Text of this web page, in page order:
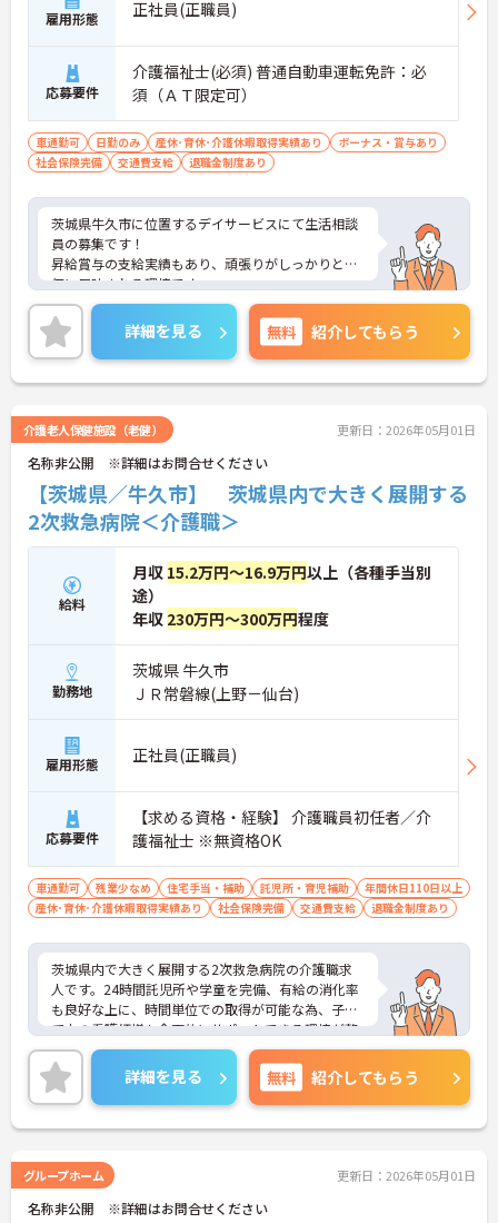
雇用形態 正社員(正職員)
応募要件
介護福祉士(必須) 普通自動車運転免許：必
須（ＡＴ限定可）
車通勤可 日勤のみ 産休･育休･介護休暇取得実績あり
ボーナス・賞与あり
社会保険完備
交通費支給 退職金制度あり
茨城県牛久市に位置するデイサービスにて生活相談
員の募集です！
昇給賞与の支給実績もあり、頑張りがしっかりと評
価に反映される環境です。
ご興味ある方には、面接対策ポイントなど、さらに
詳細をお話しいたしますのでお気軽にご相談くださ
い！
詳細を見る 無料 紹介してもらう
介護老人保健施設（老健） 更新日：2026年05月01日
名称非公開 ※詳細はお問合せください
【茨城県／牛久市】 茨城県内で大きく展開する
2次救急病院＜介護職＞
給料
月収 15.2万円～16.9万円以上（各種手当別
途）
年収 230万円～300万円程度
勤務地
茨城県 牛久市
ＪＲ常磐線(上野－仙台)
雇用形態 正社員(正職員)
応募要件
【求める資格・経験】 介護職員初任者／介
護福祉士 ※無資格OK
車通勤可 残業少なめ 住宅手当・補助 託児所・育児補助
年間休日110日以上
産休･育休･介護休暇取得実績あり
社会保険完備 交通費支給 退職金制度あり
茨城県内で大きく展開する2次救急病院の介護職求
人です。24時間託児所や学童を完備、有給の消化率
も良好な上に、時間単位での取得が可能な為、子育
て中の看護師様も全面的にサポートできる環境が整
っています。また寮も使うことができ、遠方からの
方も入職が可能です。ご興味のある方には、面接対
策ポイントなど、さらに詳細をお話しいたしますの
で、お気軽にご相談ください。
詳細を見る 無料 紹介してもらう
グループホーム 更新日：2026年05月01日
名称非公開 ※詳細はお問合せください